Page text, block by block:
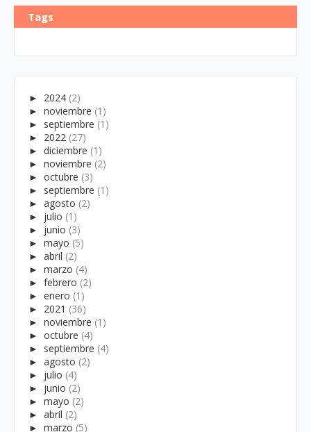
Tags
► 2024 (2)
► noviembre (1)
► septiembre (1)
► 2022 (27)
► diciembre (1)
► noviembre (2)
► octubre (3)
► septiembre (1)
► agosto (2)
► julio (1)
► junio (3)
► mayo (5)
► abril (2)
► marzo (4)
► febrero (2)
► enero (1)
► 2021 (36)
► noviembre (1)
► octubre (4)
► septiembre (4)
► agosto (2)
► julio (4)
► junio (2)
► mayo (2)
► abril (2)
► marzo (5)